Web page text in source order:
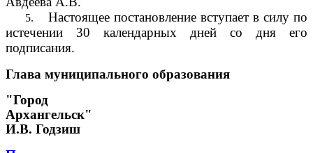
5.
Настоящее постановление вступает в силу по
истечении 30 календарных дней со дня его
подписания.
Глава муниципального образования
"Город
Архангельск"
И.В. Годзиш